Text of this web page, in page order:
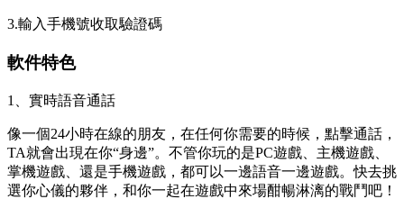
3.輸入手機號收取驗證碼
軟件特色
1、實時語音通話
像一個24小時在線的朋友，在任何你需要的時候，點擊通話，
TA就會出現在你“身邊”。不管你玩的是PC遊戲、主機遊戲、
掌機遊戲、還是手機遊戲，都可以一邊語音一邊遊戲。快去挑
選你心儀的夥伴，和你一起在遊戲中來場酣暢淋漓的戰鬥吧！